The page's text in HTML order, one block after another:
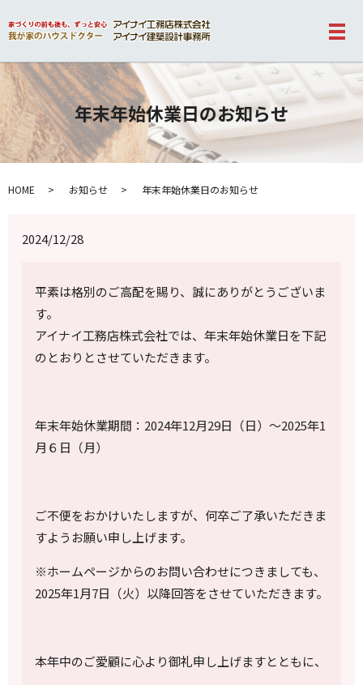
メ
年末年始休業日のお知らせ
HOME お知らせ 年末年始休業日のお知らせ
2024/12/28
平素は格別のご高配を賜り、誠にありがとうございま
す。
アイナイ工務店株式会社では、年末年始休業日を下記
のとおりとさせていただきます。
年末年始休業期間：2024年12月29日（日）～2025年1
月６日（月）
ご不便をおかけいたしますが、何卒ご了承いただきま
すようお願い申し上げます。
※ホームページからのお問い合わせにつきましても、
2025年1月7日（火）以降回答をさせていただきます。
本年中のご愛顧に心より御礼申し上げますとともに、